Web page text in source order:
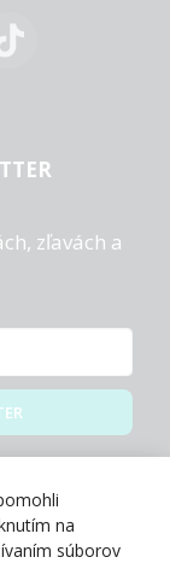
zľavách a
na
súborov